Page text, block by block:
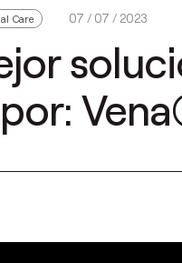
Care 07 / 07 / 2023